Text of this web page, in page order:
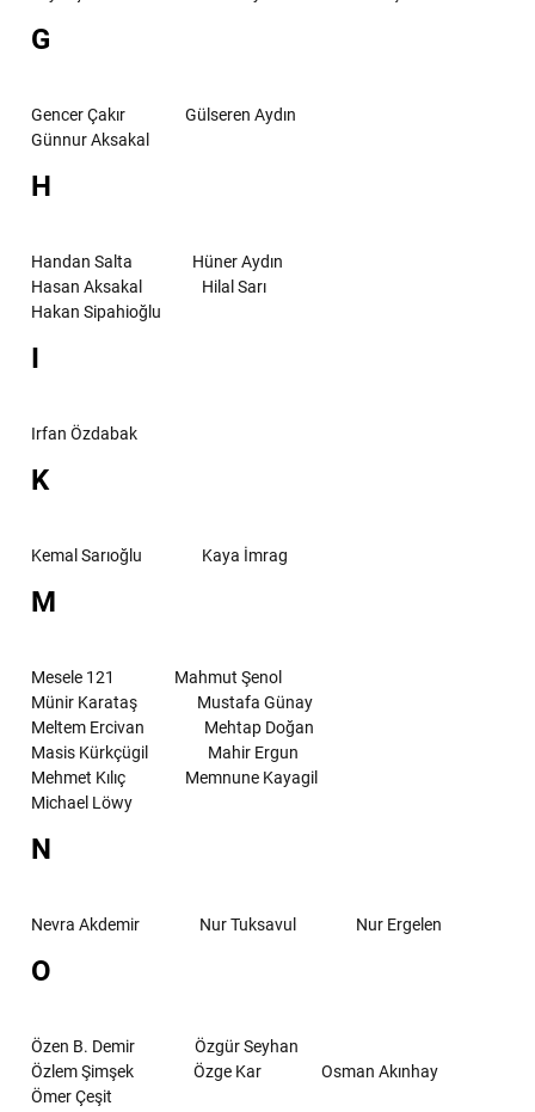
G
Gencer Çakır
Gülseren Aydın
Günnur Aksakal
H
Handan Salta
Hüner Aydın
Hasan Aksakal
Hilal Sarı
Hakan Sipahioğlu
I
Irfan Özdabak
K
Kemal Sarıoğlu Kaya İmrag
M
Mesele 121
Mahmut Şenol
Münir Karataş
Mustafa Günay
Meltem Ercivan
Mehtap Doğan
Masis Kürkçügil
Mahir Ergun
Mehmet Kılıç
Memnune Kayagil
Michael Löwy
N
Nevra Akdemir Nur Tuksavul Nur Ergelen
O
Özen B. Demir
Özgür Seyhan
Özlem Şimşek
Özge Kar
Osman Akınhay
Ömer Çeşit